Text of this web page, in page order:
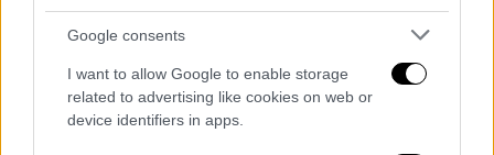
Google consents
I want to allow Google to enable storage
related to advertising like cookies on web or
device identifiers in apps.
μπορεί να συμβεί σ ένα κράτος. Δεν είναι
τυχαίο που η Ελλάδα είναι στην τελευταία
θέση της ελευθεροτυπίας στην Ευρώπη.
Θέση 108. Έτσι εγώ θέλω να δικαιωθεί ο
Γιώργος μου απ' όλες τις πλευρές. Οχι